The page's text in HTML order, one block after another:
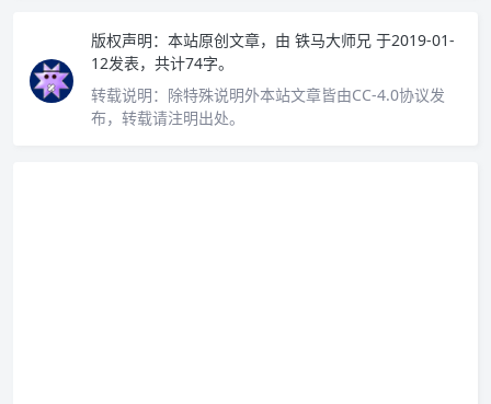
版权声明： 本站原创文章，由 铁马大师兄 于2019-01-
12发表，共计74字。
转载说明： 除特殊说明外本站文章皆由CC-4.0协议发
布，转载请注明出处。